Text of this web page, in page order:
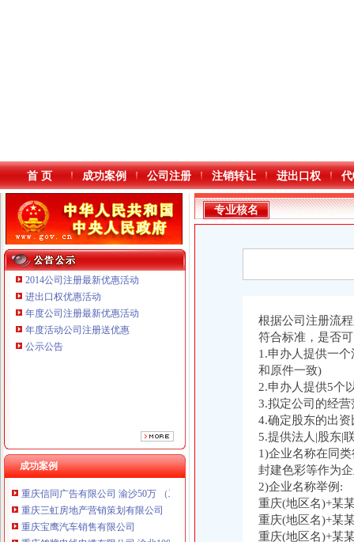
本站导航
首 页 成功案例 公司注册 注销转让 进出口权
2014公司注册最新优惠活动
进出口权优惠活动
年度公司注册最新优惠活动
年度活动公司注册送优惠
公示公告
成功案例
重庆鸽牌电线电缆有限公司 渝北10010万 (进出口权)
重庆傲志众达投资咨询有限责任公司 渝九1000万 （增资）
重庆星竣贸易有限责任公司 渝中100万 （进出口权）
重庆海谛升进出口贸易有限公司 渝北100万 （进出口权）
重庆奕欣锦诚商贸有限公司 渝九50万 （工商注册）
重庆信同广告有限公司 渝沙50万 （工商注册）
重庆三虹房地产营销策划有限公司
重庆宝鹰汽车销售有限公司
重庆鸽牌电线电缆有限公司 渝北10010万 (进出口权)
专业核名
根据公司注册流
符合标准，是否
1.申办人提供一
和原件一致)
2.申办人提供5个
3.拟定公司的经
4.确定股东的出
5.提供法人|股东|
1)企业名称在同
封建色彩等作为
2)企业名称举例:
重庆(地区名)+某
重庆(地区名)+某
重庆(地区名)+某